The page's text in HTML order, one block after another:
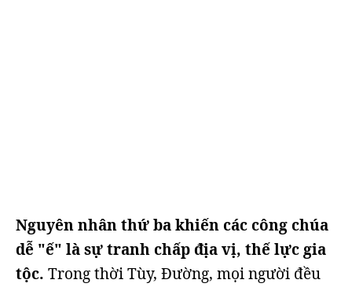
Nguyên nhân thứ ba khiến các công chúa
dễ "ế" là sự tranh chấp địa vị, thế lực gia
tộc. Trong thời Tùy, Đường, mọi người đều